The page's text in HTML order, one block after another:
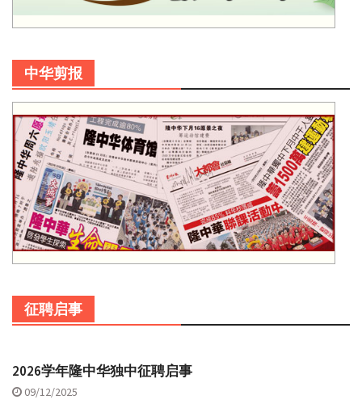
中华剪报
征聘启事
2026学年隆中华独中征聘启事
09/12/2025